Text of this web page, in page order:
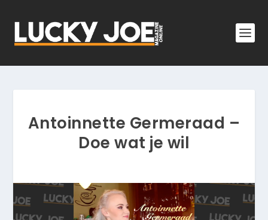
Antoinnette Germeraad –
Doe wat je wil